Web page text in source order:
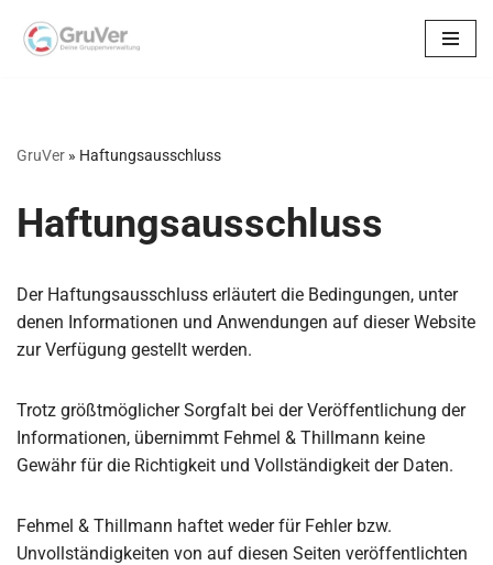
Zum
GruVer » Haftungsausschluss
Haftungsausschluss
Der Haftungsausschluss erläutert die Bedingungen, unter
denen Informationen und Anwendungen auf dieser Website
zur Verfügung gestellt werden.
Trotz größtmöglicher Sorgfalt bei der Veröffentlichung der
Informationen, übernimmt Fehmel & Thillmann keine
Gewähr für die Richtigkeit und Vollständigkeit der Daten.
Fehmel & Thillmann haftet weder für Fehler bzw.
Unvollständigkeiten von auf diesen Seiten veröffentlichten